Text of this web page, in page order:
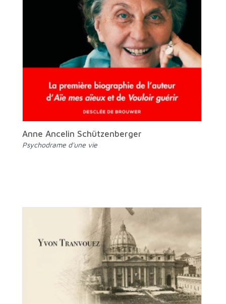
Anne Ancelin Schützenberger
Psychodrame d'une vie